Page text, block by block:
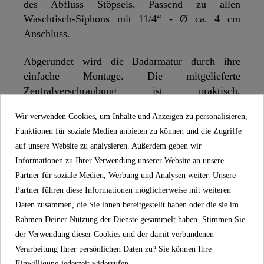
des Abfluss Stöpsels. Passend zu allen
Waschtisch-Siphons mit 11/4“ - Ø ca. 4 cm
Anschluss.
Abgerundet wird die Badarmatur durch ihre
einfache Montage. Die mitgelieferte
Zentralverschraubung ist praktisch,
schnell umgesetzt werden.
Im Lieferumfang enthalten ist ein vollständiges
Montageset und eine mehrsprachige, bebilderte
Montageanleitung. Die korrosionsbeständigen
Anschlussschläuche (400 mm) an das
Hauswassersystem sind flexibel und leicht zu
montieren.
Die in der Badarmatur verbaute Mischdüse vom
Wir verwenden Cookies, um Inhalte und Anzeigen zu personalisieren,
Funktionen für soziale Medien anbieten zu können und die Zugriffe
auf unsere Website zu analysieren. Außerdem geben wir
Informationen zu Ihrer Verwendung unserer Website an unsere
Partner für soziale Medien, Werbung und Analysen weiter. Unsere
Partner führen diese Informationen möglicherweise mit weiteren
Daten zusammen, die Sie ihnen bereitgestellt haben oder die sie im
Rahmen Deiner Nutzung der Dienste gesammelt haben. Stimmen Sie
der Verwendung dieser Cookies und der damit verbundenen
Verarbeitung Ihrer persönlichen Daten zu? Sie können Ihre